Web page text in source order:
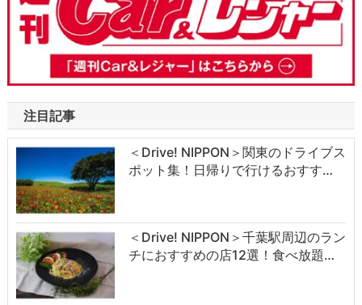
注目記事
＜Drive! NIPPON＞関東のドライブス
ポット集！日帰りで行けるおすす…
＜Drive! NIPPON＞千葉駅周辺のラン
チにおすすめの店12選！食べ放題…